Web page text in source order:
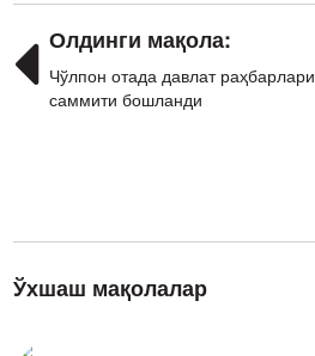
Олдинги мақола:
Чўлпон отада давлат раҳбарлари
саммити бошланди
Ўхшаш мақолалар